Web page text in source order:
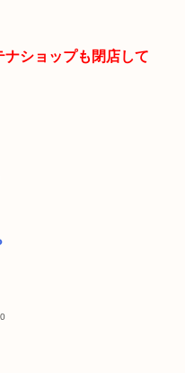
ショップも閉店して